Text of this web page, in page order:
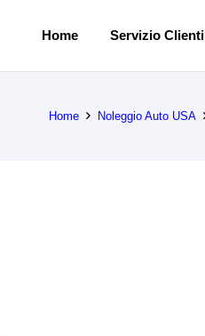
Home Servizio Clienti
Home Noleggio Auto USA